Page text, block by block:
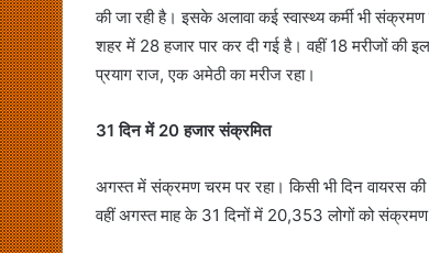
की जा रही है। इसके अलावा कई स्वास्थ्य कर्मी भी
शहर में 28 हजार पार कर दी गई है। वहीं 18 मरीजों की
प्रयाग राज, एक अमेठी का मरीज रहा।
31 दि‍न में 20 हजार संक्रमि‍त
अगस्त में संक्रमण चरम पर रहा। कि‍सी भी दि‍न वायरस की
वहीं अगस्त माह के 31 दि‍नों में 20,353 लोगों को संक्रमण